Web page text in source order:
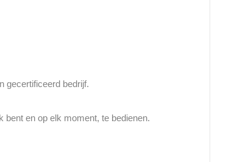
gecertificeerd bedrijf.
en op elk moment, te bedienen.